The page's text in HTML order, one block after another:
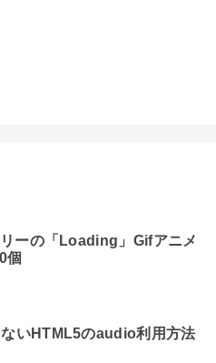
ーの「Loading」Gifアニメ
個
いHTML5のaudio利用方法